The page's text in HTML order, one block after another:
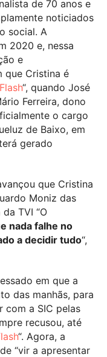
de 70 anos e
noticiados
social. A
2020 e, nessa
e
que Cristina é
Flash“, quando José
Ferreira, dono
o cargo
de Baixo, em
gerado
que Cristina
Moniz das
TVI “O
nada falhe no
a decidir tudo“,
em que a
das manhãs, para
com a SIC pelas
recusou, até
“. Agora, a
“vir a apresentar